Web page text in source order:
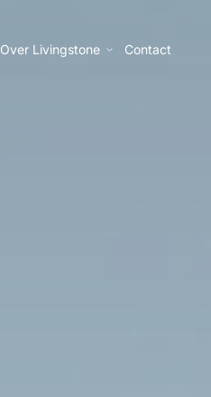
Over Livingstone Contact